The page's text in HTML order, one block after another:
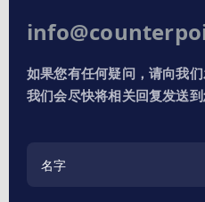
如果您有任何疑问，请向我们
我们会尽快将相关回复发送到